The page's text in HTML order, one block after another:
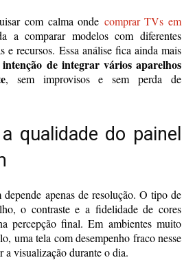
com calma onde comprar TVs em
a comparar modelos com diferentes
e recursos. Essa análise fica ainda mais
intenção de integrar vários aparelhos
, sem improvisos e sem perda de
qualidade do painel
apenas de resolução. O tipo de
o contraste e a fidelidade de cores
percepção final. Em ambientes muito
uma tela com desempenho fraco nesse
a visualização durante o dia.